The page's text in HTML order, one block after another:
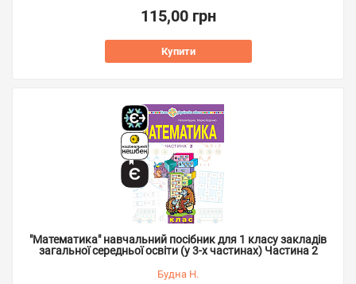
115,00 грн
Купити
"Математика" навчальний посібник для 1 класу закладів
загальної середньої освіти (у 3-х частинах) Частина 2
Будна Н.